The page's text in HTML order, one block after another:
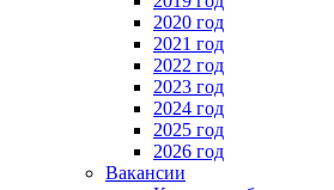
2020 год
2021 год
2022 год
2023 год
2024 год
2025 год
2026 год
Вакансии